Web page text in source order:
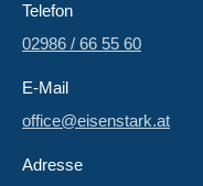
Telefon
02986 / 66 55 60
E-Mail
office@eisenstark.at
Adresse